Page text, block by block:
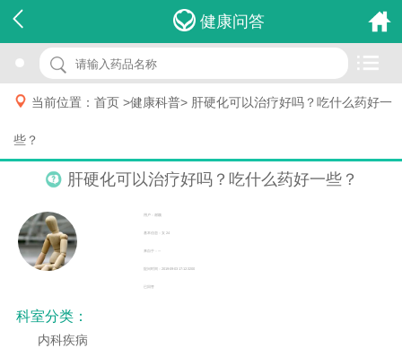
健康问答
 当前位置： 首页 >健康科普> 肝硬化可以治疗好吗？吃什么药好一
些？
肝硬化可以治疗好吗？吃什么药好一些？
用户：谢颖
基本信息：女 24
来自于：---
提问时间：2019-09-03 17:12:3200
已回答
科室分类：
内科疾病